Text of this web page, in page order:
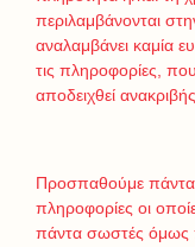
περιλαμβάνονται
αναλαμβάνει καμία
τις πληροφορίες,
αποδειχθεί ανακριβής.
Προσπαθούμε πάντα
πληροφορίες οι
πάντα σωστές όμως